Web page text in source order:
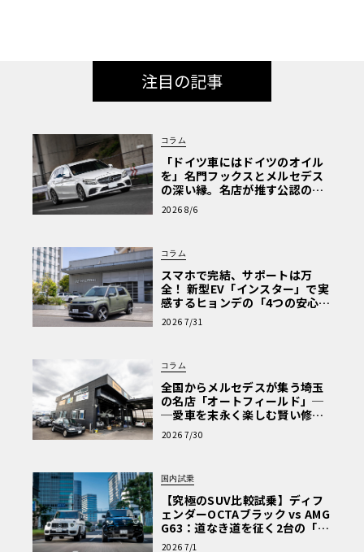
注目の記事
コラム
「ドイツ車にはドイツのオイル
を」名門フックスとメルセデス
の深い縁。名店が推す公認の安
心と、Cクラスで味わうシルキー
な走り〈PR〉
2026 8/6
コラム
スマホで完結、サポートは万
全！ 新型EV「インスター」で実
感するヒョンデの「4つの安心」
【第1回・ヒョンデ6つの疑問：
Why? Hyundai?】〈PR〉
2026 7/31
コラム
全国からメルセデスが集う埼玉
の名店「オートフィールド」─
─愛車を末永く楽しむ賢い修理
術と、プロがフックス製オイル
を選ぶ理由〈PR〉
2026 7/30
国内試乗
【究極のSUV比較試乗】ディフ
ェンダーOCTAブラック vs AMG
G63：道なき道を征く2台の「対
極的アプローチ」
2026 7/1